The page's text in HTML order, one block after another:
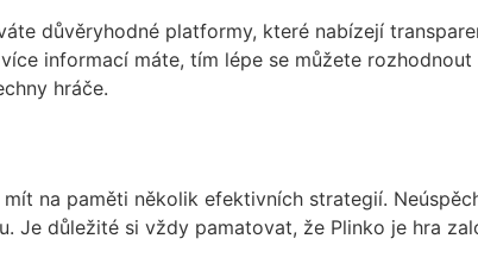
důvěryhodné platformy, které nabízejí
informací máte, tím lépe se můžete
hráče.
na paměti několik efektivních strategií.
Je důležité si vždy pamatovat, že Plinko je hra